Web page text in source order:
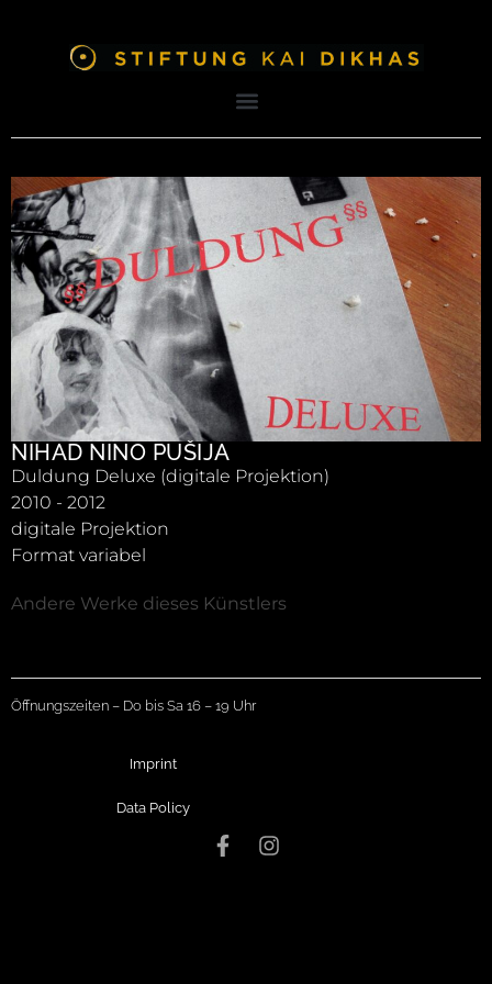
NIHAD NINO PUŠIJA
Duldung Deluxe (digitale Projektion)
2010 - 2012
digitale Projektion
Format variabel
Andere Werke dieses Künstlers
Öffnungszeiten – Do bis Sa 16 – 19 Uhr
Imprint
Data Policy